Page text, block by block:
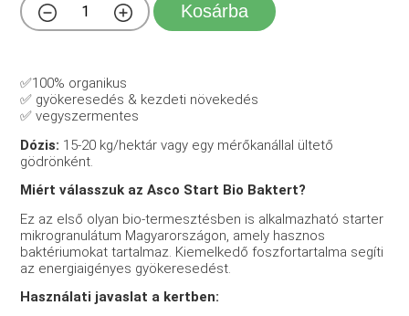
Kosárba
✅100% organikus
✅ gyökeresedés & kezdeti növekedés
✅ vegyszermentes
Dózis: 15-20 kg/hektár vagy egy mérőkanállal ültető
gödrönként.
Miért válasszuk az Asco Start Bio Baktert?
Ez az első olyan bio-termesztésben is alkalmazható starter
mikrogranulátum Magyarországon, amely hasznos
baktériumokat tartalmaz. Kiemelkedő foszfortartalma segíti
az energiaigényes gyökeresedést.
Használati javaslat a kertben: